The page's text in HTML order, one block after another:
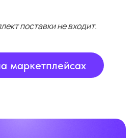
поставки не входит.
маркетплейсах